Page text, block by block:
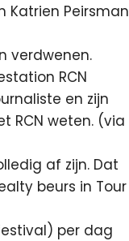
Katrien Peirsman
verdwenen.
RCN
en zijn
RCN weten. (via
af zijn. Dat
beurs in Tour
per dag